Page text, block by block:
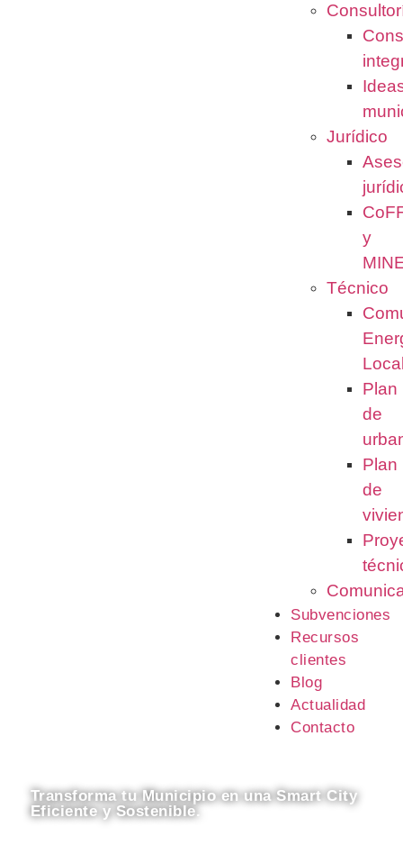
Jurídico
y
Técnico
Plan
de
Plan
de
Subvenciones
Recursos
clientes
Blog
Actualidad
Contacto
Transforma tu Municipio en una Smart City
Eficiente y Sostenible.